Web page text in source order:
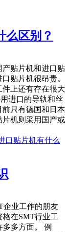
么区别？
贴片机和进口贴
贴片机很昂贵。
上还有存在很大
进口的导轨和丝
只有德国和日本
机则采用国产或
口贴片机有什么
企业工作的朋友
在SMT行业工
多方面。 例